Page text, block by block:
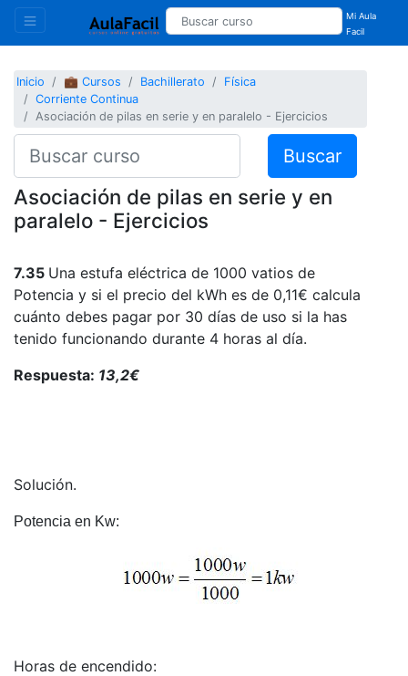
Mi Aula
Facil
Inicio 💼 Cursos Bachillerato
Física
Corriente Continua
Asociación de pilas en serie y en paralelo - Ejercicios
Buscar
Asociación de pilas en serie y en
paralelo - Ejercicios
7.35 Una estufa eléctrica de 1000 vatios de
Potencia y si el precio del kWh es de 0,11€ calcula
cuánto debes pagar por 30 días de uso si la has
tenido funcionando durante 4 horas al día.
Respuesta: 13,2€
Solución.
Potencia en Kw:
Horas de encendido: